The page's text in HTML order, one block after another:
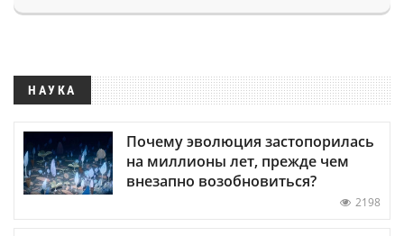
НАУКА
Почему эволюция застопорилась
на миллионы лет, прежде чем
внезапно возобновиться?
2198